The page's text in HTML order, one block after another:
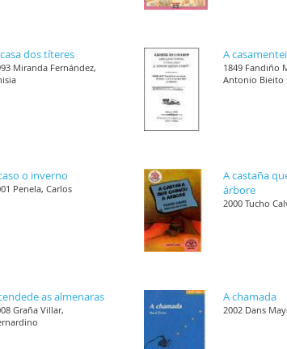
dos títeres
Miranda Fernández,
A
1849 Fandiño
Antonio Bieito
o inverno
Penela, Carlos
A castaña
árbore
2000 Tucho
as almenaras
Graña Villar,
A chamada
2002 Dans